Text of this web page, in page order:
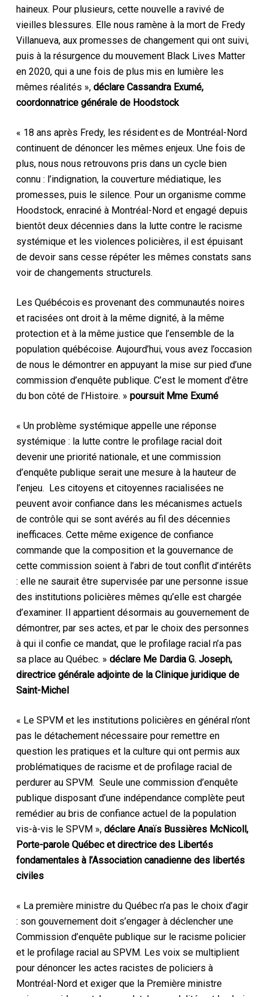
haineux. Pour plusieurs, cette nouvelle a ravivé de
vieilles blessures. Elle nous ramène à la mort de Fredy
Villanueva, aux promesses de changement qui ont suivi,
puis à la résurgence du mouvement Black Lives Matter
en 2020, qui a une fois de plus mis en lumière les
mêmes réalités », déclare Cassandra Exumé,
coordonnatrice générale de Hoodstock
« 18 ans après Fredy, les résident·es de Montréal-Nord
continuent de dénoncer les mêmes enjeux. Une fois de
plus, nous nous retrouvons pris dans un cycle bien
connu : l’indignation, la couverture médiatique, les
promesses, puis le silence. Pour un organisme comme
Hoodstock, enraciné à Montréal-Nord et engagé depuis
bientôt deux décennies dans la lutte contre le racisme
systémique et les violences policières, il est épuisant
de devoir sans cesse répéter les mêmes constats sans
voir de changements structurels.
Les Québécois·es provenant des communautés noires
et racisées ont droit à la même dignité, à la même
protection et à la même justice que l’ensemble de la
population québécoise. Aujourd’hui, vous avez l’occasion
de nous le démontrer en appuyant la mise sur pied d’une
commission d’enquête publique. C’est le moment d’être
du bon côté de l’Histoire. » poursuit Mme Exumé
« Un problème systémique appelle une réponse
systémique : la lutte contre le profilage racial doit
devenir une priorité nationale, et une commission
d’enquête publique serait une mesure à la hauteur de
l’enjeu. Les citoyens et citoyennes racialisées ne
peuvent avoir confiance dans les mécanismes actuels
de contrôle qui se sont avérés au fil des décennies
inefficaces. Cette même exigence de confiance
commande que la composition et la gouvernance de
cette commission soient à l’abri de tout conflit d’intérêts
: elle ne saurait être supervisée par une personne issue
des institutions policières mêmes qu’elle est chargée
d’examiner. Il appartient désormais au gouvernement de
démontrer, par ses actes, et par le choix des personnes
à qui il confie ce mandat, que le profilage racial n’a pas
sa place au Québec. » déclare Me Dardia G. Joseph,
directrice générale adjointe de la Clinique juridique de
Saint-Michel
« Le SPVM et les institutions policières en général n’ont
pas le détachement nécessaire pour remettre en
question les pratiques et la culture qui ont permis aux
problématiques de racisme et de profilage racial de
perdurer au SPVM. Seule une commission d’enquête
publique disposant d’une indépendance complète peut
remédier au bris de confiance actuel de la population
vis-à-vis le SPVM », déclare Anaïs Bussières McNicoll,
Porte-parole Québec et directrice des Libertés
fondamentales à l’Association canadienne des libertés
civiles
« La première ministre du Québec n’a pas le choix d’agir
: son gouvernement doit s’engager à déclencher une
Commission d’enquête publique sur le racisme policier
et le profilage racial au SPVM. Les voix se multiplient
pour dénoncer les actes racistes de policiers à
Montréal-Nord et exiger que la Première ministre